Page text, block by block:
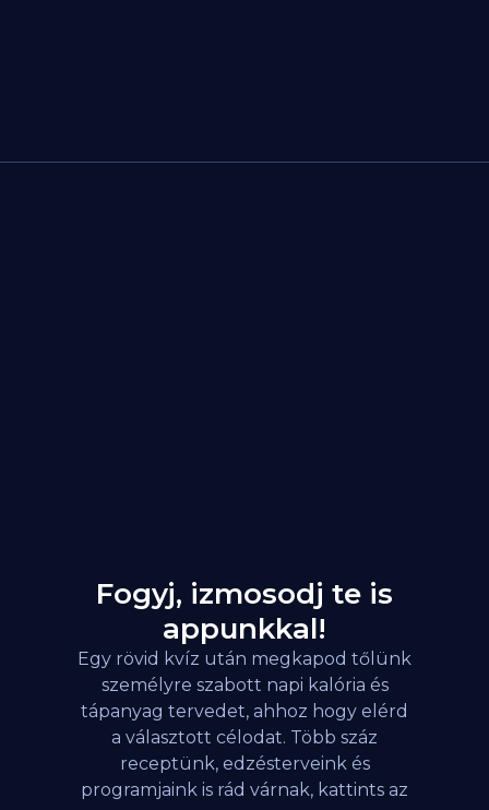
Fogyj, izmosodj te is
appunkkal!
Egy rövid kvíz után megkapod tőlünk
személyre szabott napi kalória és
tápanyag tervedet, ahhoz hogy elérd
a választott célodat. Több száz
receptünk, edzésterveink és
programjaink is rád várnak, kattints az